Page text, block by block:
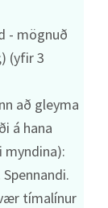
- mögnuð
(yfir 3
að gleyma
á hana
myndina):
tímalínur